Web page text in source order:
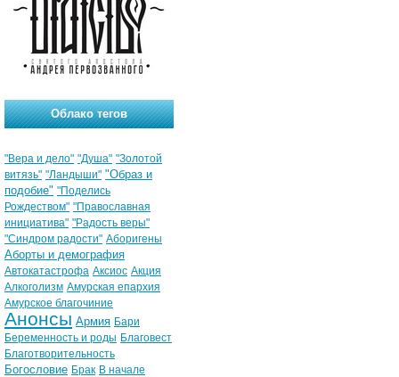
Облако тегов
"Вера и дело" "Душа" "Золотой
витязь" "Ландыши" "Образ и
подобие" "Поделись
Рождеством" "Православная
инициатива" "Радость веры"
"Синдром радости" Аборигены
Аборты и демография
Автокатастрофа Аксиос Акция
Алкоголизм Амурская епархия
Амурское благочиние
Анонсы Армия Бари
Беременность и роды Благовест
Благотворительность
Богословие Брак В начале